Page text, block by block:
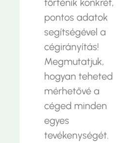
történik konkrét,
pontos adatok
segítségével a
cégirányítás!
Megmutatjuk,
hogyan teheted
mérhetővé a
céged minden
egyes
tevékenységét.